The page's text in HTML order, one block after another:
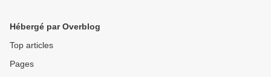
Hébergé par Overblog
Top articles
Pages